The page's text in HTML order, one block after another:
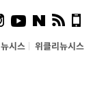
시스 위클리뉴시스
폰 액세서리에
다